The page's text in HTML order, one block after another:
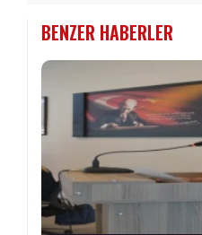
BENZER HABERLER